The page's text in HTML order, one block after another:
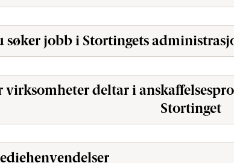
søker jobb i Stortingets
virksomheter deltar i
Stortinget